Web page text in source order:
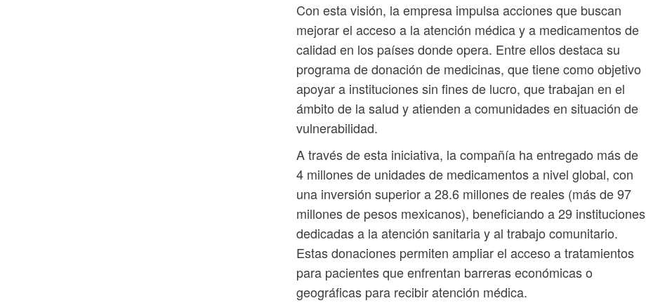
Con esta visión, la empresa impulsa acciones que buscan
mejorar el acceso a la atención médica y a medicamentos de
calidad en los países donde opera. Entre ellos destaca su
programa de donación de medicinas, que tiene como objetivo
apoyar a instituciones sin fines de lucro, que trabajan en el
ámbito de la salud y atienden a comunidades en situación de
vulnerabilidad.
A través de esta iniciativa, la compañía ha entregado más de
4 millones de unidades de medicamentos a nivel global, con
una inversión superior a 28.6 millones de reales (más de 97
millones de pesos mexicanos), beneficiando a 29 instituciones
dedicadas a la atención sanitaria y al trabajo comunitario.
Estas donaciones permiten ampliar el acceso a tratamientos
para pacientes que enfrentan barreras económicas o
geográficas para recibir atención médica.